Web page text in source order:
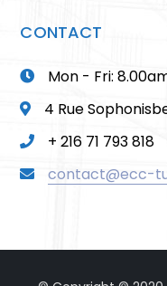
CONTACT
Mon - Fri:
4 Rue
+ 216 71 793 818
contact@ecc-